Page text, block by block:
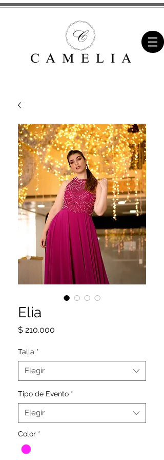
Elia
$ 210.000
Talla *
Elegir
Tipo de Evento *
Elegir
Color *